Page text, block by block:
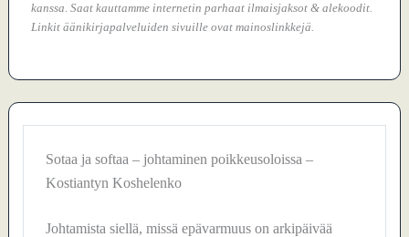
kanssa. Saat kauttamme internetin parhaat ilmaisjaksot & alekoodit.
Linkit äänikirjapalveluiden sivuille ovat mainoslinkkejä.
Sotaa ja softaa – johtaminen poikkeusoloissa –
Kostiantyn Koshelenko
Johtamista siellä, missä epävarmuus on arkipäivää